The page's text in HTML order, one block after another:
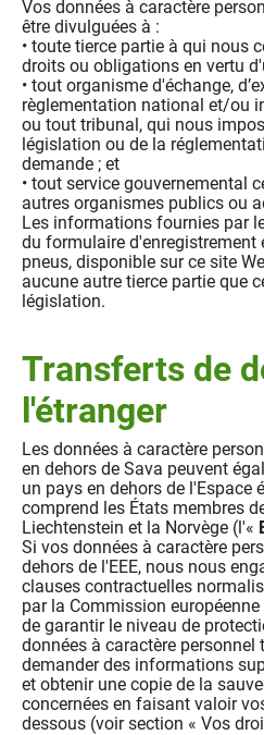
Vos données à caractère
être divulguées à :
• toute tierce partie à qui nous
droits ou obligations en vertu
• tout organisme d'échange,
règlementation national et/ou
ou tout tribunal, qui nous
législation ou de la
demande ; et
• tout service gouvernemental
autres organismes publics ou
Les informations fournies par
du formulaire d'enregistrement
pneus, disponible sur ce site
aucune autre tierce partie que
législation.
Transferts de
l'étranger
Les données à caractère
en dehors de Sava peuvent
un pays en dehors de l'Espace
comprend les États membres
Liechtenstein et la Norvège (l'«
Si vos données à caractère
dehors de l'EEE, nous nous
clauses contractuelles
par la Commission
de garantir le niveau de
données à caractère personnel
demander des informations
et obtenir une copie de la
concernées en faisant valoir
dessous (voir section « Vos